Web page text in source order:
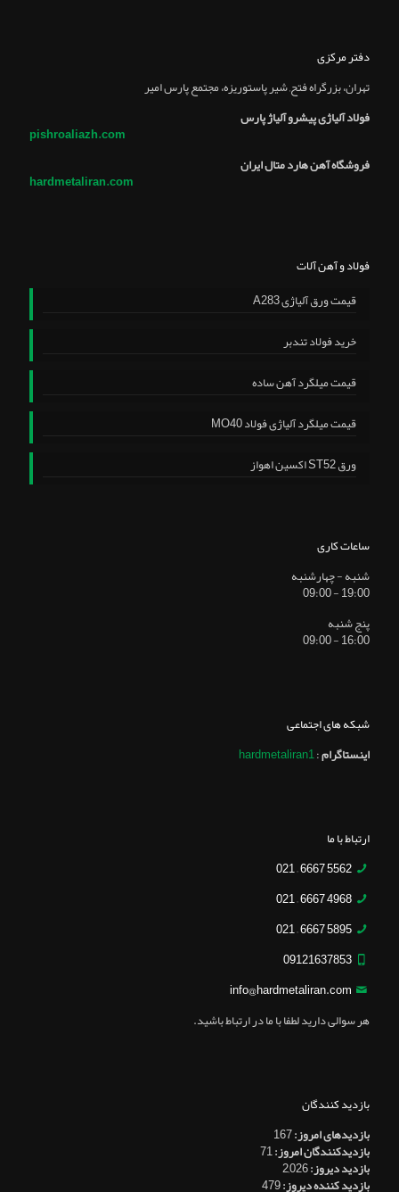
دفتر مرکزی
تهران، بزرگراه فتح, شير پاستوريزه، مجتمع پارس امير
فولاد آلیاژی پیشرو آلیاژ پارس
pishroaliazh.com
فروشگاه آهن هارد متال ایران
hardmetaliran.com
فولاد و آهن آلات
قیمت ورق آلیاژی A283
خرید فولاد تندبر
قیمت میلگرد آهن ساده
قیمت میلگرد آلیاژی فولاد MO40
ورق ST52 اکسین اهواز
ساعات کاری
شنبه - چهارشنبه
19:00 - 09:00
پنج شنبه
16:00 - 09:00
شبکه های اجتماعی
اینستاگرام:
hardmetaliran1
ارتباط با ما
5562 6667 – 021
4968 6667 – 021
5895 6667 – 021
09121637853
info@hardmetaliran.com
هر سوالی دارید لطفا با ما در ارتباط باشید.
بازدید کنندگان
بازدیدهای امروز:167
بازدیدکنندگان امروز:71
بازدید دیروز:2,026
بازدید کننده دیروز:479